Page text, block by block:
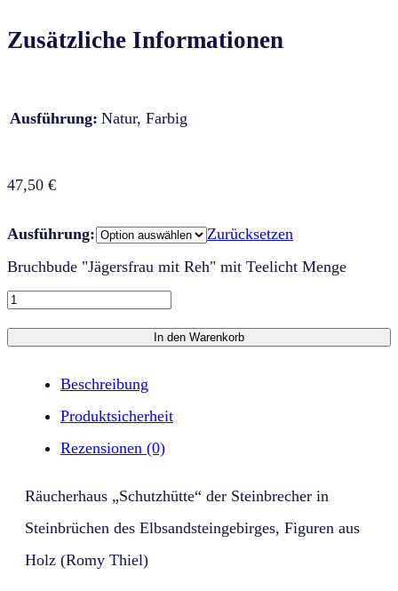
Zusätzliche Informationen
Ausführung: Natur, Farbig
47,50 €
Ausführung:
Zurücksetzen
Bruchbude "Jägersfrau mit Reh" mit Teelicht Menge
In den Warenkorb
Beschreibung
Produktsicherheit
Rezensionen (0)
Räucherhaus „Schutzhütte“ der Steinbrecher in
Steinbrüchen des Elbsandsteingebirges, Figuren aus
Holz (Romy Thiel)